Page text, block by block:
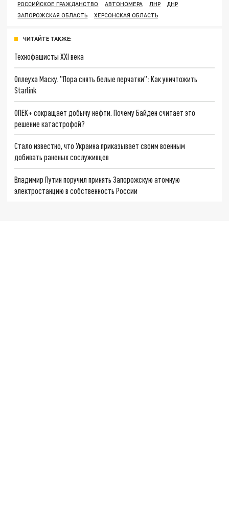
РОССИЙСКОЕ ГРАЖДАНСТВО
АВТОНОМЕРА ЛНР
ДНР
ЗАПОРОЖСКАЯ ОБЛАСТЬ
ХЕРСОНСКАЯ ОБЛАСТЬ
ЧИТАЙТЕ ТАКЖЕ:
Технофашисты XXI века
Оплеуха Маску. "Пора снять белые перчатки": Как уничтожить
Starlink
ОПЕК+ сокращает добычу нефти. Почему Байден считает это
решение катастрофой?
Стало известно, что Украина приказывает своим военным
добивать раненых сослуживцев
Владимир Путин поручил принять Запорожскую атомную
электростанцию в собственность России